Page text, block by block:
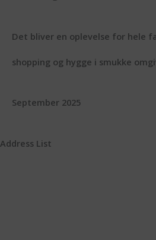
Det bliver en oplevelse for hele
shopping og hygge i smukke
September 2025
Address List